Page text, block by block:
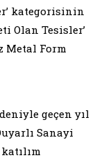
kategorisinin
Olan Tesisler’
Metal Form
geçen yıl
Sanayi